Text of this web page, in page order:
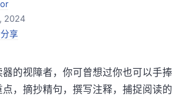
2024
享
的视障者，你可曾想过你也可以手捧
，摘抄精句，撰写注释，捕捉阅读的